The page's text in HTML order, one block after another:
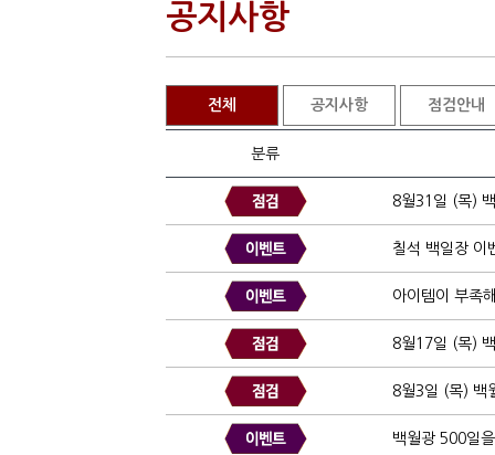
공지사항
전체 공지사항 점검안내
분류
8월31일 (목)
칠석 백일장 이
아이템이 부족
8월17일 (목)
8월3일 (목) 백
백월광 500일